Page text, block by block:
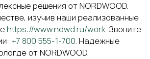
решения от NORDWOOD.
изучив наши реализованные
https://www.ndwd.ru/work. Звоните
+7 800 555-1-700. Надежные
от NORDWOOD.